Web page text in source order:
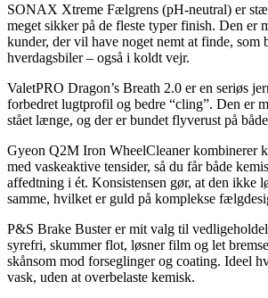
SONAX Xtreme Fælgrens (pH-neutral) er
meget sikker på de fleste typer finish. Den er
kunder, der vil have noget nemt at finde, som
hverdagsbiler – også i koldt vejr.
ValetPRO Dragon’s Breath 2.0 er en seriøs
forbedret lugtprofil og bedre “cling”. Den er
stået længe, og der er bundet flyverust på
Gyeon Q2M Iron WheelCleaner kombinerer
med vaskeaktive tensider, så du får både
affedtning i ét. Konsistensen gør, at den ikke
samme, hvilket er guld på komplekse
P&S Brake Buster er mit valg til
syrefri, skummer flot, løsner film og let
skånsom mod forseglinger og coating. Ideel
vask, uden at overbelaste kemisk.